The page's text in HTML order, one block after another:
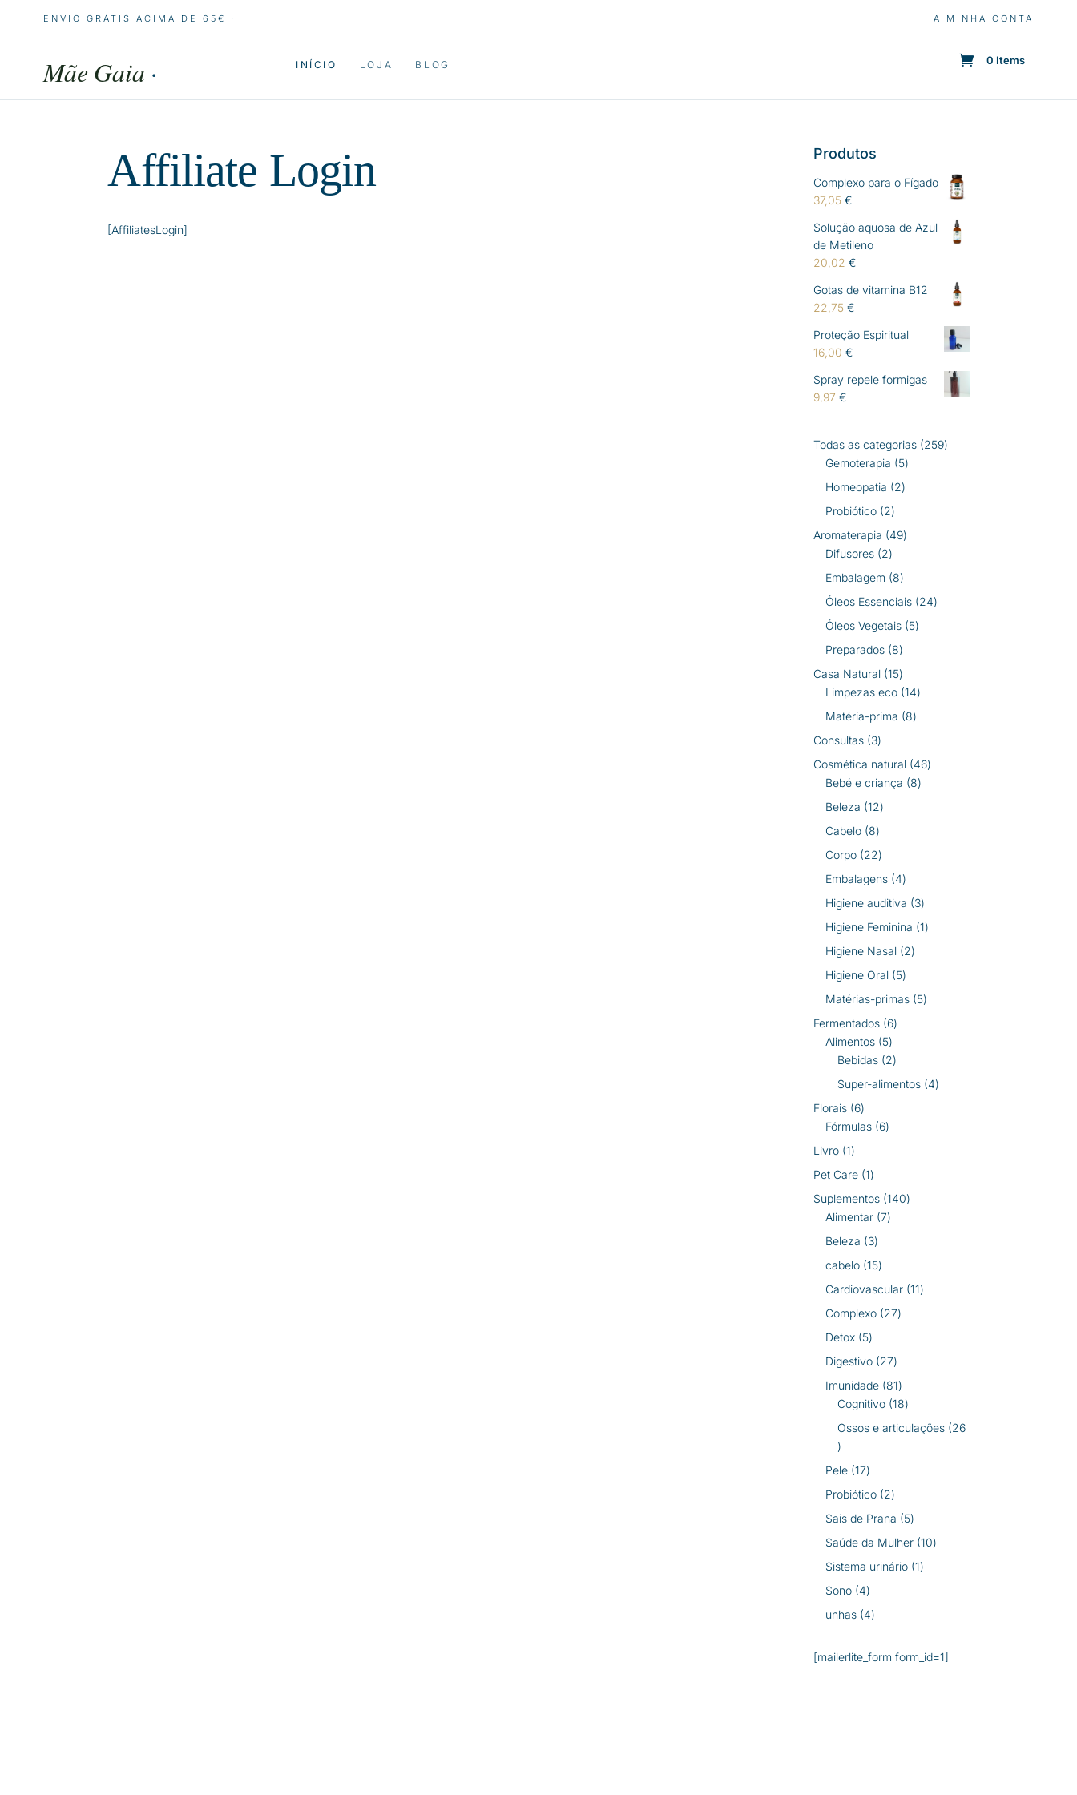
ENVIO GRÁTIS ACIMA DE 65€ · A MINHA CONTA
Mãe Gaia · INÍCIO LOJA BLOG 0 Items
Affiliate Login
[AffiliatesLogin]
Produtos
Complexo para o Fígado
37,05€
Solução aquosa de Azul
de Metileno
20,02€
Gotas de vitamina B12
22,75€
Proteção Espiritual
16,00€
Spray repele formigas
9,97€
Todas as categorias 259259
Gemoterapia 55
Homeopatia 22
Probiótico 22
produtos
Aromaterapia 4949
Difusores 22
produtos
Embalagem 88
produtos
Óleos Essenciais 2424
Óleos Vegetais 55
Preparados 88
produtos
Casa Natural 1515
produtos
Limpezas eco 1414
Matéria-prima 88
Consultas 33
produtos
Cosmética natural 4646
Bebé e criança 88
Beleza 1212
Cabelo 88
produtos
Corpo 2222
produtos
Embalagens 44
produtos
Higiene auditiva 33
produtos
Higiene Feminina 11
Higiene Nasal 22
Higiene Oral 55
produtos
Matérias-primas 55
Fermentados 66
Alimentos 55
produtos
Bebidas 22
produtos
Super-alimentos 44
Florais 66
produtos
Fórmulas 66
Livro 11
produto
Pet Care 11
produto
Suplementos 140140
Alimentar 77
Beleza 33
produtos
cabelo 1515
produtos
Cardiovascular 1111
Complexo 2727
Detox 55
produtos
Digestivo 2727
produtos
Imunidade 8181
produtos
Cognitivo 1818
produtos
Ossos e articulações 26
26
produtos
Pele 1717
produtos
Probiótico 22
produtos
Sais de Prana 55
produtos
Saúde da Mulher 1010
Sistema urinário 11
Sono 44
produtos
unhas 44
[mailerlite_form form_id=1]